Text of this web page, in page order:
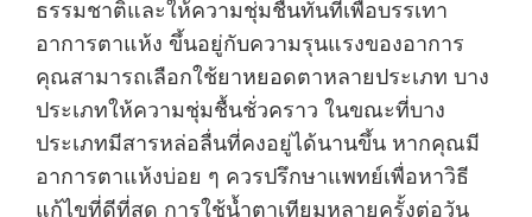
ธรรมชาติและให้ความชุ่มชื้นทันทีเพื่อบรรเทา
อาการตาแห้ง ขึ้นอยู่กับความรุนแรงของอาการ
คุณสามารถเลือกใช้ยาหยอดตาหลายประเภท บาง
ประเภทให้ความชุ่มชื้นชั่วคราว ในขณะที่บาง
ประเภทมีสารหล่อลื่นที่คงอยู่ได้นานขึ้น หากคุณมี
อาการตาแห้งบ่อย ๆ ควรปรึกษาแพทย์เพื่อหาวิธี
แก้ไขที่ดีที่สุด การใช้น้ำตาเทียมหลายครั้งต่อวัน